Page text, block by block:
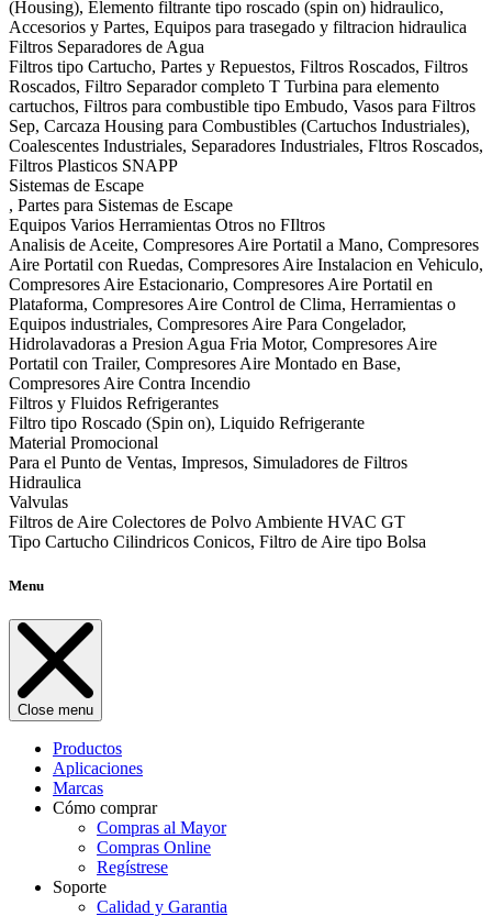
(Housing), Elemento filtrante tipo roscado (spin on) hidraulico,
Accesorios y Partes, Equipos para trasegado y filtracion hidraulica
Filtros Separadores de Agua
Filtros tipo Cartucho, Partes y Repuestos, Filtros Roscados, Filtros
Roscados, Filtro Separador completo T Turbina para elemento
cartuchos, Filtros para combustible tipo Embudo, Vasos para Filtros
Sep, Carcaza Housing para Combustibles (Cartuchos Industriales),
Coalescentes Industriales, Separadores Industriales, Fltros Roscados,
Filtros Plasticos SNAPP
Sistemas de Escape
, Partes para Sistemas de Escape
Equipos Varios Herramientas Otros no FIltros
Analisis de Aceite, Compresores Aire Portatil a Mano, Compresores
Aire Portatil con Ruedas, Compresores Aire Instalacion en Vehiculo,
Compresores Aire Estacionario, Compresores Aire Portatil en
Plataforma, Compresores Aire Control de Clima, Herramientas o
Equipos industriales, Compresores Aire Para Congelador,
Hidrolavadoras a Presion Agua Fria Motor, Compresores Aire
Portatil con Trailer, Compresores Aire Montado en Base,
Compresores Aire Contra Incendio
Filtros y Fluidos Refrigerantes
Filtro tipo Roscado (Spin on), Liquido Refrigerante
Material Promocional
Para el Punto de Ventas, Impresos, Simuladores de Filtros
Hidraulica
Valvulas
Filtros de Aire Colectores de Polvo Ambiente HVAC GT
Tipo Cartucho Cilindricos Conicos, Filtro de Aire tipo Bolsa
Menu
Close menu
Productos
Aplicaciones
Marcas
Cómo comprar
Compras al Mayor
Compras Online
Regístrese
Soporte
Calidad y Garantia